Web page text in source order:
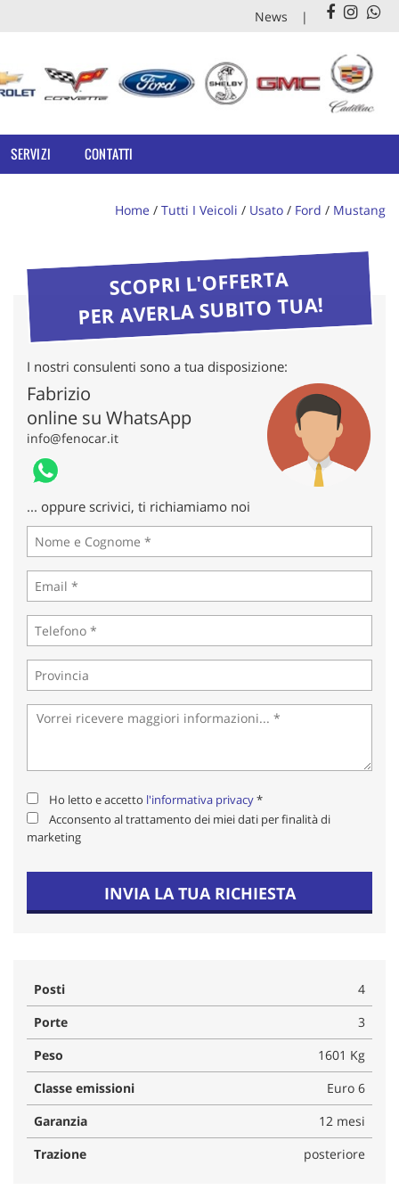
News
SERVIZI CONTATTI
Home / Tutti I Veicoli / Usato / Ford / Mustang
SCOPRI L'OFFERTA
PER AVERLA SUBITO TUA!
I nostri consulenti sono a tua disposizione:
Fabrizio
online su WhatsApp
info@fenocar.it
... oppure scrivici, ti richiamiamo noi
Ho letto e accetto l'informativa privacy*
Acconsento al trattamento dei miei dati per finalità di
marketing
INVIA LA TUA RICHIESTA
Posti
4
Porte
3
Peso
1601 Kg
Classe emissioni
Euro 6
Garanzia
12 mesi
Trazione
posteriore